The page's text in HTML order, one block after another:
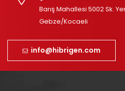
Barış Mahallesi 5002 Sk.
Gebze/Kocaeli
info@hibrigen.com